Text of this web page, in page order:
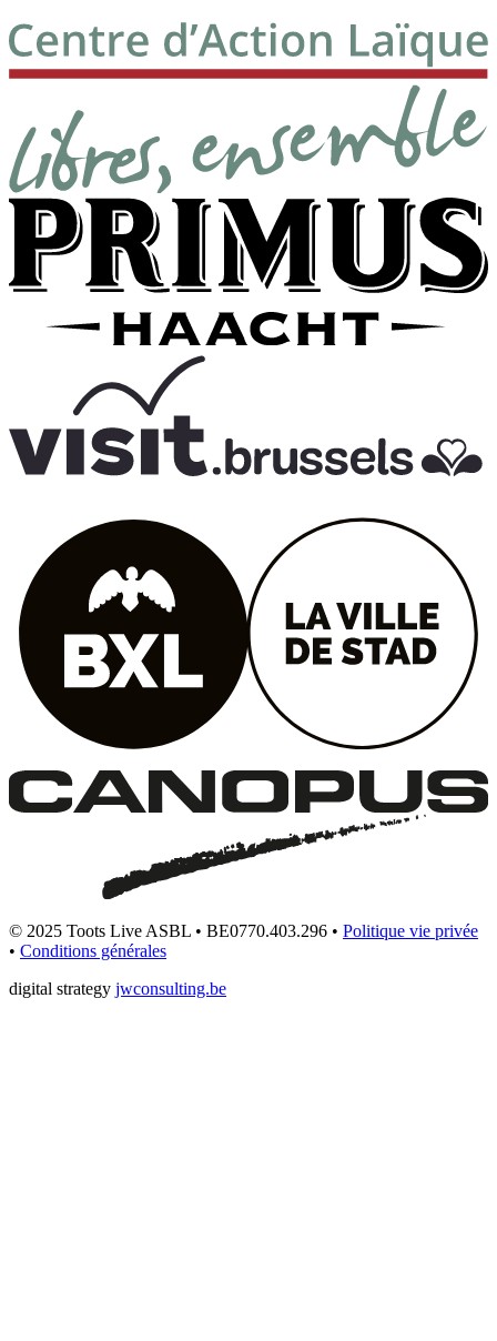
© 2025 Toots Live ASBL • BE0770.403.296 • Politique vie privée
• Conditions générales
digital strategy jwconsulting.be